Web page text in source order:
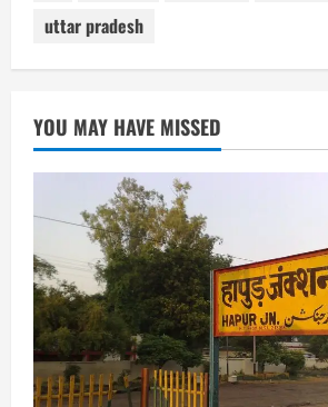
uttar pradesh
YOU MAY HAVE MISSED